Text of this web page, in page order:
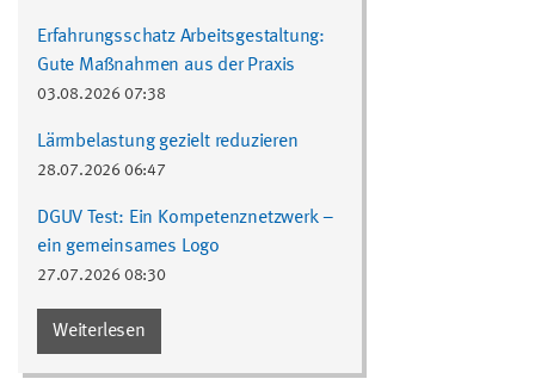
Erfahrungsschatz Arbeitsgestaltung:
Gute Maßnahmen aus der Praxis
03.08.2026 07:38
Lärmbelastung gezielt reduzieren
28.07.2026 06:47
DGUV Test: Ein Kompetenznetzwerk –
ein gemeinsames Logo
27.07.2026 08:30
Weiterlesen